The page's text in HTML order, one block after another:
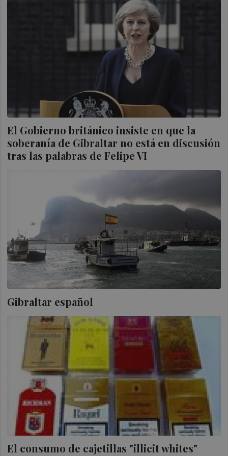
El Gobierno británico insiste en que la
soberanía de Gibraltar no está en discusión
tras las palabras de Felipe VI
Gibraltar español
El consumo de cajetillas "illicit whites"